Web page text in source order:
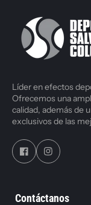
Líder en efectos
Ofrecemos una
calidad, además de
exclusivos de las
Contáctanos